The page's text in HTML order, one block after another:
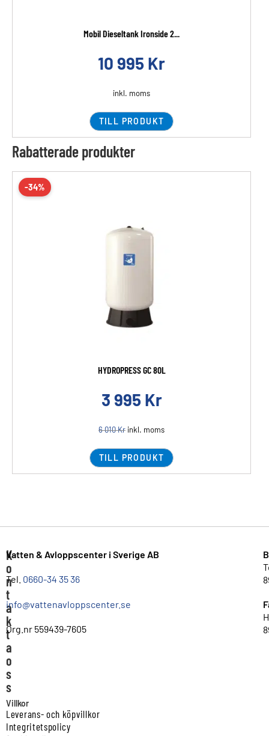
Mobil Dieseltank Ironside 2...
10 995 Kr
inkl. moms
TILL PRODUKT
Rabatterade produkter
-34%
HYDROPRESS GC 80L
3 995 Kr
6 010Kr inkl. moms
TILL PRODUKT
K
o
n
t
a
k
t
a
o
s
s
Vatten & Avloppscenter i Sverige AB
Tel. 0660-34 35 36
info@vattenavloppscenter.se
Org.nr 559439-7605
Villkor
Leverans- och köpvillkor
Integritetspolicy